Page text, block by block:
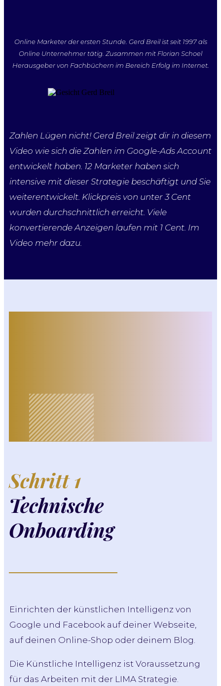
Online Marketer der ersten Stunde. Gerd Breil ist seit 1997 als
Online Unternehmer tätig. Zusammen mit Florian Schoel
Herausgeber von Fachbüchern im Bereich Erfolg im Internet.
Zahlen Lügen nicht! Gerd Breil zeigt dir in diesem
Video wie sich die Zahlen im Google-Ads Account
entwickelt haben. 12 Marketer haben sich
intensive mit dieser Strategie beschäftigt und Sie
weiterentwickelt. Klickpreis von unter 3 Cent
wurden durchschnittlich erreicht. Viele
konvertierende Anzeigen laufen mit 1 Cent. Im
Video mehr dazu.
Schritt 1
Technische
Onboarding
Einrichten der künstlichen Intelligenz von
Google und Facebook auf deiner Webseite,
auf deinen Online-Shop oder deinem Blog.
Die Künstliche Intelligenz ist Voraussetzung
für das Arbeiten mit der LIMA Strategie.